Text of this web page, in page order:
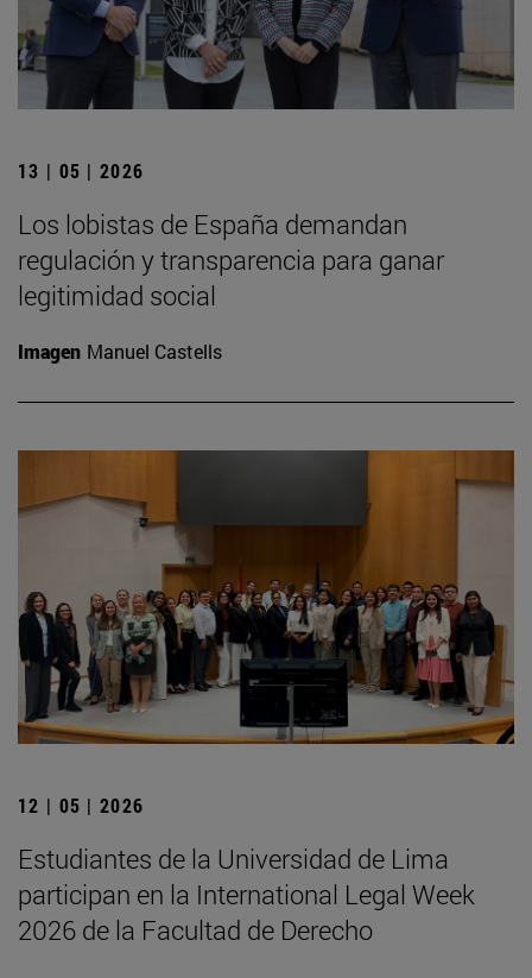
13 | 05 | 2026
Los lobistas de España demandan
regulación y transparencia para ganar
legitimidad social
Imagen Manuel Castells
12 | 05 | 2026
Estudiantes de la Universidad de Lima
participan en la International Legal Week
2026 de la Facultad de Derecho